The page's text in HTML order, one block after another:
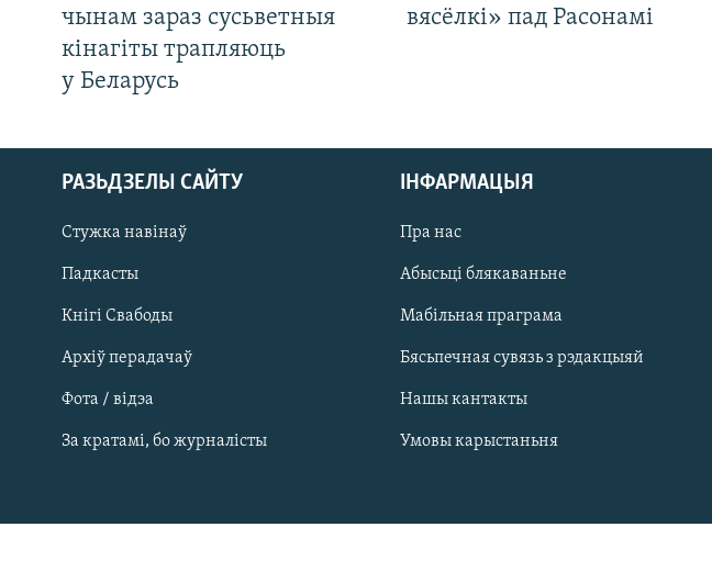
САЧЫЦЕ ЗА АБНАЎЛЕНЬНЯМІ
чынам зараз сусьветныя
кінагіты трапляюць
у Беларусь
вясёлкі» пад Расонамі
РАЗЬДЗЕЛЫ САЙТУ
Стужка навінаў
Падкасты
Кнігі Свабоды
Архіў перадачаў
Фота / відэа
За кратамі, бо журналісты
ІНФАРМАЦЫЯ
Пра нас
Абысьці блякаваньне
Мабільная праграма
Бясьпечная сувязь з рэдакцыяй
Нашы кантакты
Умовы карыстаньня